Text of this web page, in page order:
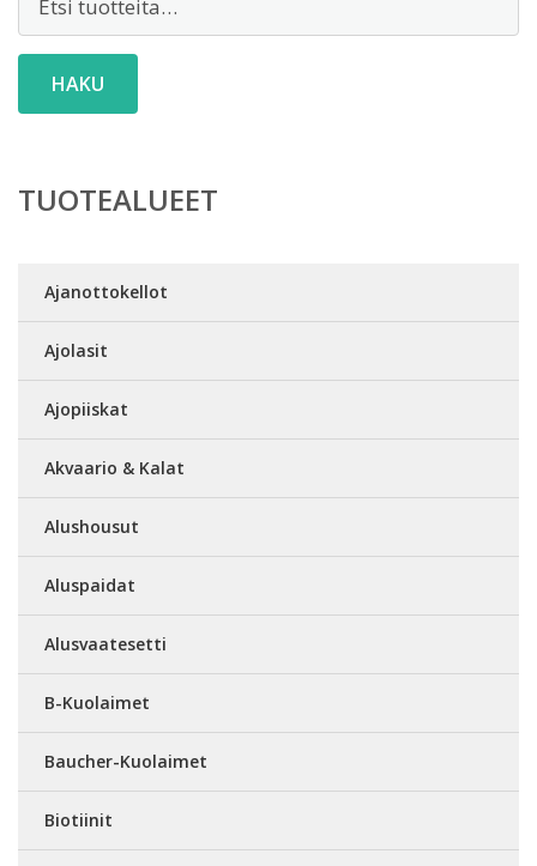
HAKU
TUOTEALUEET
Ajanottokellot
Ajolasit
Ajopiiskat
Akvaario & Kalat
Alushousut
Aluspaidat
Alusvaatesetti
B-Kuolaimet
Baucher-Kuolaimet
Biotiinit